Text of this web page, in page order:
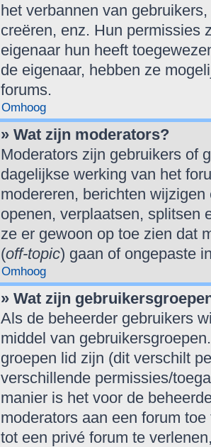
het verbannen van
creëren, enz. Hun permissies
eigenaar hun heeft
de eigenaar, hebben ze
forums.
Omhoog
» Wat zijn moderators?
Moderators zijn gebruikers of
dagelijkse werking van het
modereren, berichten
openen, verplaatsen, splitsen
ze er gewoon op toe zien dat
(off-topic) gaan of ongepaste
Omhoog
» Wat zijn
Als de beheerder gebruikers
middel van
groepen lid zijn (dit verschilt
verschillende permissies/
manier is het voor de
moderators aan een forum
tot een privé forum te